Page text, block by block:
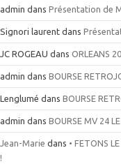
admin dans Présentation de
Signori laurent dans
JC ROGEAU dans ORLEANS
admin dans BOURSE
Lenglumé dans BOURSE
admin dans BOURSE MV 24
Jean-Marie dans • FETONS
!